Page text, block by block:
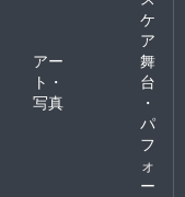
ケ
ア
アー
ト・
写真
舞
台
・
パ
フ
ォ
ー